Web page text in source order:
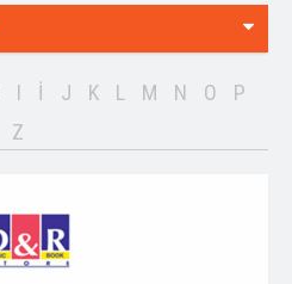
I İ J K L M N O
P
Z